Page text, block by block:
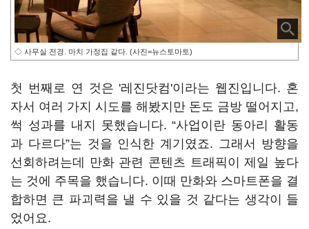
◇ 사무실 전경. 마치 가정집 같다. (사진=뉴스토마토)
첫 번째로 연 것은 '레진닷컴'이라는 웹진입니다. 혼
자서 여러 가지 시도를 해봤지만 돈도 금방 떨어지고,
썩 성과를 내지 못했습니다. “사업이란 동아리 활동
과 다르다”는 것을 인식한 계기였죠. 그래서 방향을
선회하려는데 만화 관련 콘텐츠 트래픽이 제일 높다
는 것에 주목을 했습니다. 이때 만화와 스마트폰을 결
합하면 큰 파괴력을 낼 수 있을 것 같다는 생각이 들
었어요.